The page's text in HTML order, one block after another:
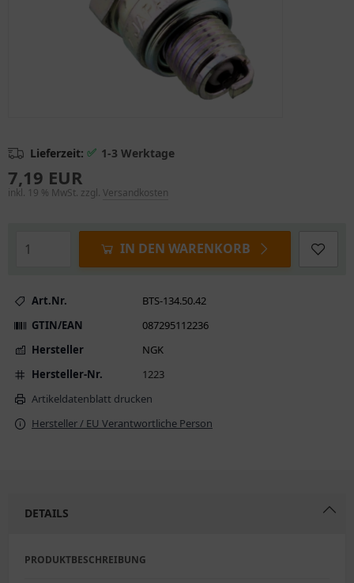
Lieferzeit: ✅ 1-3 Werktage
7,19 EUR
inkl. 19 % MwSt. zzgl. Versandkosten
IN DEN WARENKORB
Art.Nr.
BTS-134.50.42
GTIN/EAN
087295112236
Hersteller
NGK
Hersteller-Nr.
1223
Artikeldatenblatt drucken
Hersteller / EU Verantwortliche Person
DETAILS
PRODUKTBESCHREIBUNG